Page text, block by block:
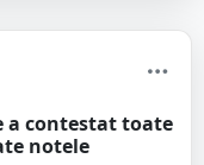
a contestat toate
notele